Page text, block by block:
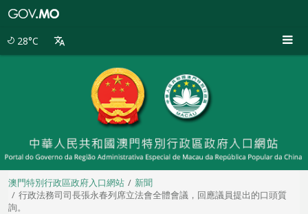
28°C
澳門特別行政區政府入口網站
新聞
行政法務司司長張永春列席立法會全體會議，回應議員提出的口頭質
詢。